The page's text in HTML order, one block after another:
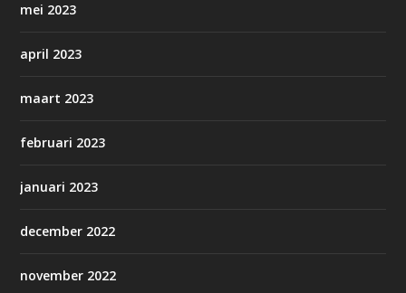
mei 2023
april 2023
maart 2023
februari 2023
januari 2023
december 2022
november 2022